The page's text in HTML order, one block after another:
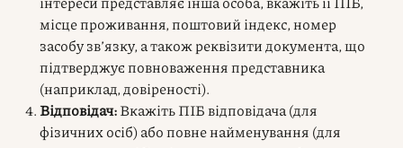
місце проживання, поштовий індекс, номер
засобу зв’язку, а також реквізити документа, що
підтверджує повноваження представника
(наприклад, довіреності).
Відповідач:Вкажіть ПІБ відповідача (для
фізичних осіб) або повне найменування (для